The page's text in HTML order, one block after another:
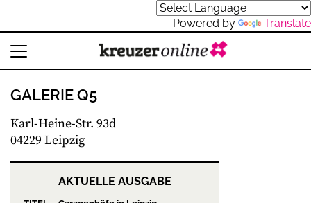
Powered by Translate
GALERIE Q5
Karl-Heine-Str. 93d
04229 Leipzig
AKTUELLE AUSGABE